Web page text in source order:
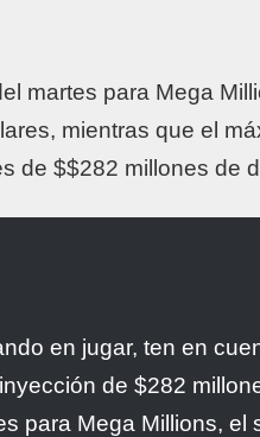
martes para Mega
mientras que el
de $$282 millones de
en jugar, ten en
de $282
para Mega Millions, el